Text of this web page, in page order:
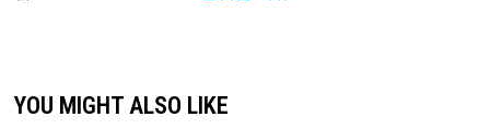
YOU MIGHT ALSO LIKE